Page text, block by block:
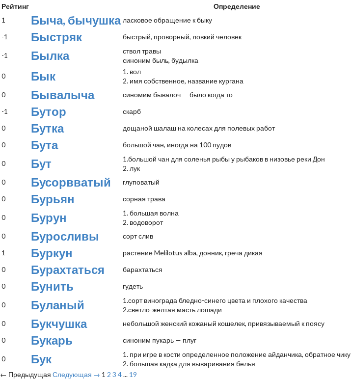
Рейтинг
Определение
1
Быча, бычушка ласковое обращение к быку
-1
Быстряк быстрый, проворный, ловкий человек
-1 Былка
ствол травы
синоним быль, будылка
0
Бык
1. вол
2. имя собственное, название кургана
0
Бывалыча
синомим бывалоч — было когда то
-1
Бутор
скарб
0
Бутка
дощаной шалаш на колесах для полевых работ
0
Бута большой чан, иногда на 100 пудов
0 Бут
1.большой чан для соленья рыбы у рыбаков в низовье реки Дон
2. лук
0
Бусорвватый
глуповатый
0
Бурьян сорная трава
0 Бурун
1. большая волна
2. водоворот
0
Буросливы
сорт слив
1
Буркун
растение Melilotus alba, донник, греча дикая
0
Бурахтаться
барахтаться
0
Бунить гудеть
0 Буланый
1.сорт винограда бледно-синего цвета и плохого качества
2.светло-желтая масть лошади
0
Букчушка
небольшой женский кожаный кошелек, привязываемый к поясу
0
Букарь синоним пукарь — плуг
0 Бук
1. при игре в кости определенное положение айданчика, обратное чику
2. большая кадка для вываривания белья
← Предыдущая Следующая → 1 2 3 4... 19